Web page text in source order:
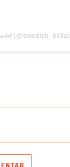
(@swedish_bella)